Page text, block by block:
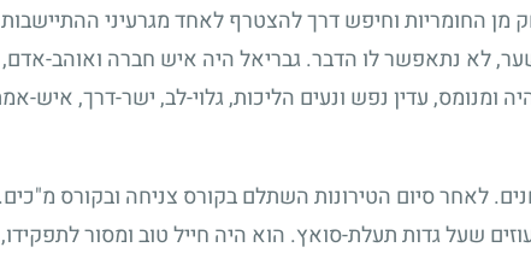
החומריות וחיפש דרך להצטרף לאחד מגרעיני
לא נתאפשר לו הדבר. גבריאל היה איש חברה ואוהב-אדם,
ומנומס, עדין נפש ונעים הליכות, גלוי-לב, ישר-דרך, איש-
לאחר סיום הטירונות השתלם בקורס צניחה ובקורס
שעל גדות תעלת-סואץ. הוא היה חייל טוב ומסור